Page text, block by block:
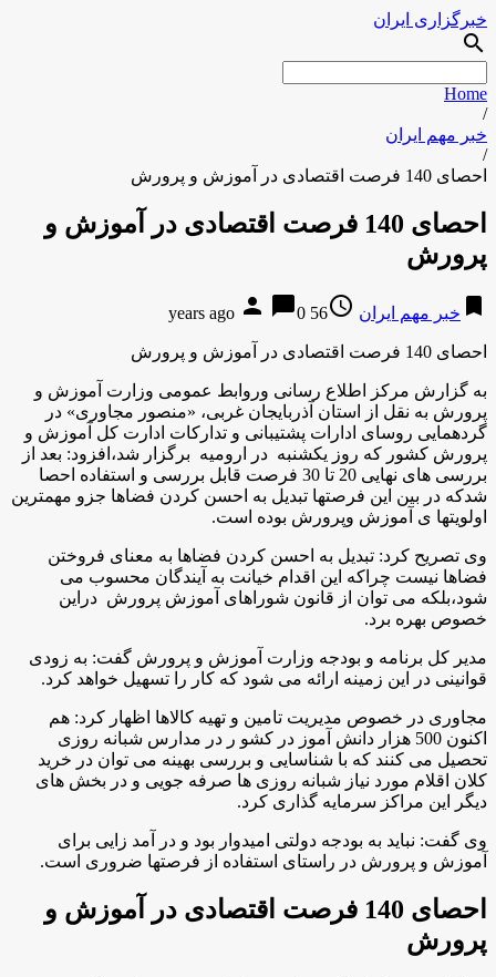
خبرگزاری ایران
search
Home
/
خبر مهم ایران
/
احصای 140 فرصت اقتصادی در آموزش و پرورش
احصای 140 فرصت اقتصادی در آموزش و
پرورش
bookmark خبر مهم ایران access_time
56 years ago
person chat_bubble0
احصای 140 فرصت اقتصادی در آموزش و پرورش
به گزارش مرکز اطلاع رسانی وروابط عمومی وزارت آموزش و
پرورش به نقل از استان آذربایجان غربی، «منصور مجاوری» در
گردهمایی روسای ادارات پشتیبانی و تدارکات ادارت کل آموزش و
پرورش کشور که روز یکشنبه در ارومیه برگزار شد،افزود: بعد از
بررسی های نهایی 20 تا 30 فرصت قابل بررسی و استفاده احصا
شدکه در بین این فرصتها تبدیل به احسن کردن فضاها جزو مهمترین
اولویتها ی آموزش وپرورش بوده است.
وی تصریح کرد: تبدیل به احسن کردن فضاها به معنای فروختن
فضاها نیست چراکه این اقدام خیانت به آیندگان محسوب می
شود،بلکه می توان از قانون شوراهای آموزش پرورش دراین
خصوص بهره برد.
مدیر کل برنامه و بودجه وزارت آموزش و پرورش گفت: به زودی
قوانینی در این زمینه ارائه می شود که کار را تسهیل خواهد کرد.
مجاوری در خصوص مدیریت تامین و تهیه کالاها اظهار کرد: هم
اکنون 500 هزار دانش آموز در کشو ر در مدارس شبانه روزی
تحصیل می کنند که با شناسایی و بررسی بهینه می توان در خرید
کلان اقلام مورد نیاز شبانه روزی ها صرفه جویی و در بخش های
دیگر این مراکز سرمایه گذاری کرد.
وی گفت: نباید به بودجه دولتی امیدوار بود و در آمد زایی برای
آموزش و پرورش در راستای استفاده از فرصتها ضروری است.
احصای 140 فرصت اقتصادی در آموزش و
پرورش